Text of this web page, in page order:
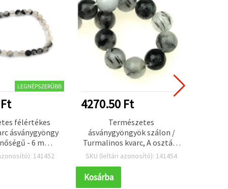
LEGNÉPSZERŰBB
félértékes
ásványgyöngy
- 6 mm
67 szem,
és
141452
4270.50 Ft
Természetes
ásványgyöngyök szálon /
Turmalinos kvarc, A osztály,
kerek, 10 mm, ~40 db
SKU (leltári azonosító): 141454
Kosárba